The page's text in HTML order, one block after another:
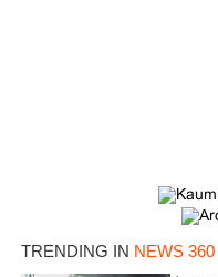
TRENDING IN NEWS 360